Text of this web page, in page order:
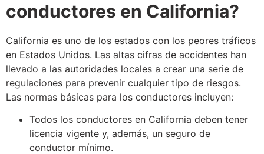
conductores en California?
California es uno de los estados con los peores tráficos
en Estados Unidos. Las altas cifras de accidentes han
llevado a las autoridades locales a crear una serie de
regulaciones para prevenir cualquier tipo de riesgos.
Las normas básicas para los conductores incluyen:
Todos los conductores en California deben tener
licencia vigente y, además, un seguro de
conductor mínimo.